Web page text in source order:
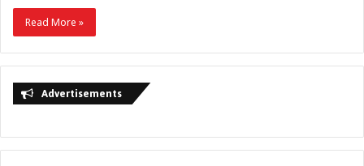
Read More »
Advertisements